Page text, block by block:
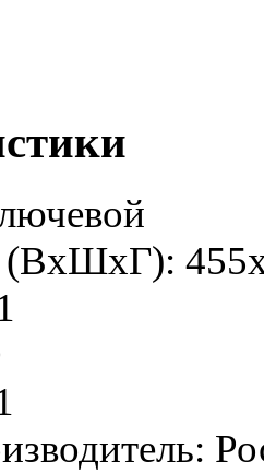
(ВхШхГ):